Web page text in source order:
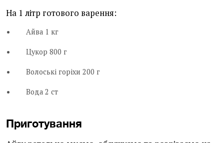
На 1 літр готового варення:
Айва 1 кг
Цукор 800 г
Волоські горіхи 200 г
Вода 2 ст
Приготування